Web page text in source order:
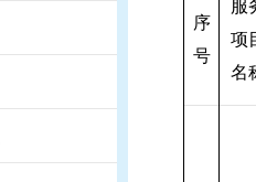
序
号
服
项
名